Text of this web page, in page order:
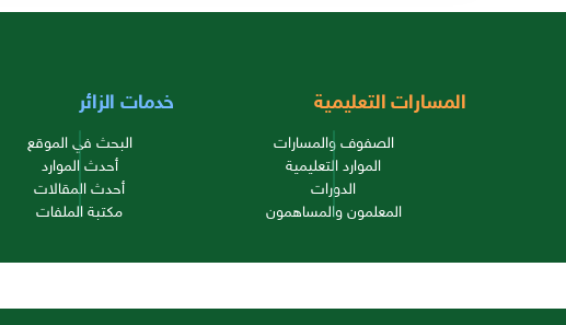
المسارات التعليمية
الصفوف والمسارات
الموارد التعليمية
الدورات
المعلمون والمساهمون
خدمات الزائر
البحث في الموقع
أحدث الموارد
أحدث المقالات
مكتبة الملفات